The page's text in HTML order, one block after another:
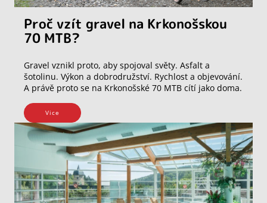
Proč vzít gravel na Krkonošskou
70 MTB?
Gravel vznikl proto, aby spojoval světy. Asfalt a
šotolinu. Výkon a dobrodružství. Rychlost a objevování.
A právě proto se na Krkonošské 70 MTB cítí jako doma.
Vice